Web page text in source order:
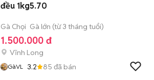
đều 1kg5.70
Gà Chọi Gà lớn (từ 3 tháng tuổi)
1.500.000 đ
Vĩnh Long
GàVL 3.2 85 đã bán